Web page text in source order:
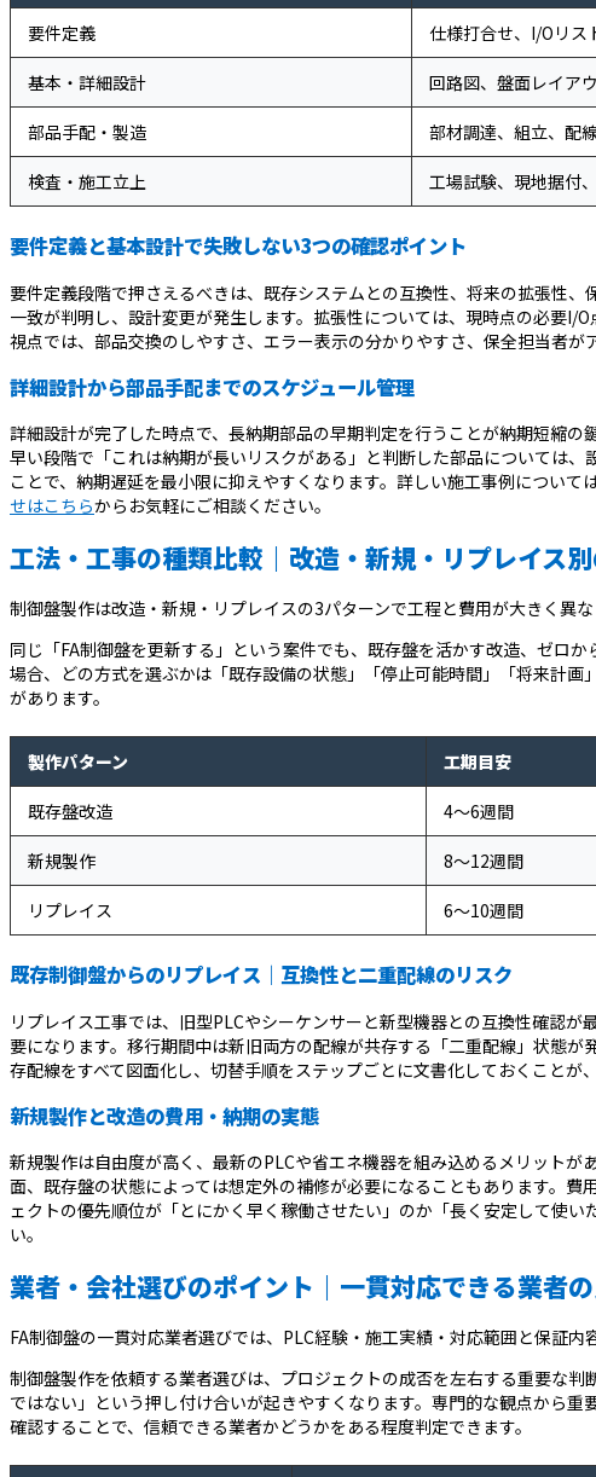
要件定義 仕様打合せ、I/Oリス
基本・詳細設計 回路図、盤面レイア
部品手配・製造 部材調達、組立、配
検査・施工立上 工場試験、現地据付
要件定義と基本設計で失敗しない3つの確認ポイント
要件定義段階で押さえるべきは、既存システムとの互換性、将来の拡張性
一致が判明し、設計変更が発生します。拡張性については、現時点の必要I/
視点では、部品交換のしやすさ、エラー表示の分かりやすさ、保全担当者が
詳細設計から部品手配までのスケジュール管理
詳細設計が完了した時点で、長納期部品の早期判定を行うことが納期短縮
早い段階で「これは納期が長いリスクがある」と判断した部品については
ことで、納期遅延を最小限に抑えやすくなります。詳しい施工事例については
せはこちらからお気軽にご相談ください。
工法・工事の種類比較｜改造・新規・リプレイス
制御盤製作は改造・新規・リプレイスの3パターンで工程と費用が大きく異
同じ「FA制御盤を更新する」という案件でも、既存盤を活かす改造、ゼロ
場合、どの方式を選ぶかは「既存設備の状態」「停止可能時間」「将来計
があります。
製作パターン 工期目安
既存盤改造 4〜6週間
新規製作 8〜12週間
リプレイス 6〜10週間
既存制御盤からのリプレイス｜互換性と二重配線のリスク
リプレイス工事では、旧型PLCやシーケンサーと新型機器との互換性確認
要になります。移行期間中は新旧両方の配線が共存する「二重配線」状態
存配線をすべて図面化し、切替手順をステップごとに文書化しておくこと
新規製作と改造の費用・納期の実態
新規製作は自由度が高く、最新のPLCや省エネ機器を組み込めるメリット
面、既存盤の状態によっては想定外の補修が必要になることもあります。
ェクトの優先順位が「とにかく早く稼働させたい」のか「長く安定して使
い。
業者・会社選びのポイント｜一貫対応できる業者
FA制御盤の一貫対応業者選びでは、PLC経験・施工実績・対応範囲と保証
制御盤製作を依頼する業者選びは、プロジェクトの成否を左右する重要な
ではない」という押し付け合いが起きやすくなります。専門的な観点から
確認することで、信頼できる業者かどうかをある程度判定できます。